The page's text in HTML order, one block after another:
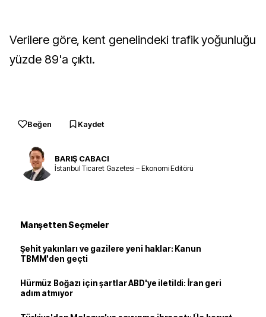
Verilere göre, kent genelindeki trafik yoğunluğu
yüzde 89'a çıktı.
Beğen Kaydet
BARIŞ CABACI
İstanbul Ticaret Gazetesi – Ekonomi Editörü
Manşetten Seçmeler
Şehit yakınları ve gazilere yeni haklar: Kanun
TBMM'den geçti
Hürmüz Boğazı için şartlar ABD'ye iletildi: İran geri
adım atmıyor